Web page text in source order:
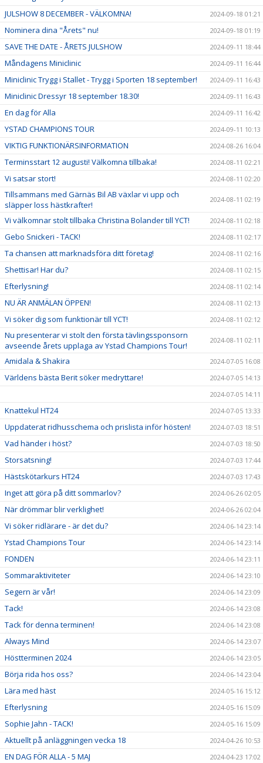
JULSHOW 8 DECEMBER - VÄLKOMNA! 2024-09-18 01:21
Nominera dina "Årets" nu! 2024-09-18 01:19
SAVE THE DATE - ÅRETS JULSHOW 2024-09-11 18:44
Måndagens Miniclinic 2024-09-11 16:44
Miniclinic Trygg i Stallet - Trygg i Sporten 18 september! 2024-09-11 16:43
Miniclinic Dressyr 18 september 18.30! 2024-09-11 16:43
En dag för Alla 2024-09-11 16:42
YSTAD CHAMPIONS TOUR 2024-09-11 10:13
VIKTIG FUNKTIONÄRSINFORMATION 2024-08-26 16:04
Terminsstart 12 augusti! Välkomna tillbaka! 2024-08-11 02:21
Vi satsar stort! 2024-08-11 02:20
Tillsammans med Gärnäs Bil AB växlar vi upp och
släpper loss hästkrafter!
2024-08-11 02:19
Vi välkomnar stolt tillbaka Christina Bolander till YCT! 2024-08-11 02:18
Gebo Snickeri - TACK! 2024-08-11 02:17
Ta chansen att marknadsföra ditt företag! 2024-08-11 02:16
Shettisar! Har du? 2024-08-11 02:15
Efterlysning! 2024-08-11 02:14
NU ÄR ANMÄLAN ÖPPEN! 2024-08-11 02:13
Vi söker dig som funktionär till YCT! 2024-08-11 02:12
Nu presenterar vi stolt den första tävlingssponsorn
avseende årets upplaga av Ystad Champions Tour!
2024-08-11 02:11
Amidala & Shakira 2024-07-05 16:08
Världens bästa Berit söker medryttare!
2024-07-05 14:13
2024-07-05 14:11
Knattekul HT24 2024-07-05 13:33
Uppdaterat ridhusschema och prislista inför hösten! 2024-07-03 18:51
Vad händer i höst? 2024-07-03 18:50
Storsatsning! 2024-07-03 17:44
Hästskötarkurs HT24 2024-07-03 17:43
Inget att göra på ditt sommarlov? 2024-06-26 02:05
När drömmar blir verklighet! 2024-06-26 02:04
Vi söker ridlärare - är det du? 2024-06-14 23:14
Ystad Champions Tour 2024-06-14 23:14
FONDEN 2024-06-14 23:11
Sommaraktiviteter 2024-06-14 23:10
Segern är vår! 2024-06-14 23:09
Tack! 2024-06-14 23:08
Tack för denna terminen! 2024-06-14 23:08
Always Mind 2024-06-14 23:07
Höstterminen 2024 2024-06-14 23:05
Börja rida hos oss? 2024-06-14 23:04
Lära med häst 2024-05-16 15:12
Efterlysning 2024-05-16 15:09
Sophie Jahn - TACK! 2024-05-16 15:09
Aktuellt på anläggningen vecka 18 2024-04-26 10:53
EN DAG FÖR ALLA - 5 MAJ 2024-04-23 17:02